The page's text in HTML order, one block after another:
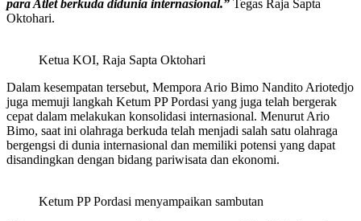
para Atlet berkuda didunia internasional.” Tegas Raja Sapta
Oktohari.
Ketua KOI, Raja Sapta Oktohari
Dalam kesempatan tersebut, Mempora Ario Bimo Nandito Ariotedjo
juga memuji langkah Ketum PP Pordasi yang juga telah bergerak
cepat dalam melakukan konsolidasi internasional. Menurut Ario
Bimo, saat ini olahraga berkuda telah menjadi salah satu olahraga
bergengsi di dunia internasional dan memiliki potensi yang dapat
disandingkan dengan bidang pariwisata dan ekonomi.
Ketum PP Pordasi menyampaikan sambutan